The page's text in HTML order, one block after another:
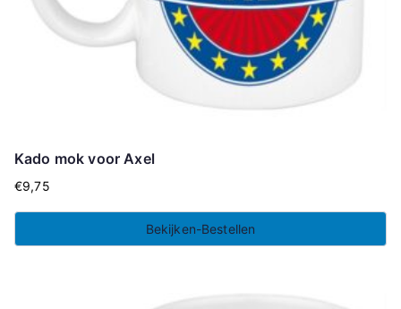
Kado mok voor Axel
€9,75
Bekijken-Bestellen